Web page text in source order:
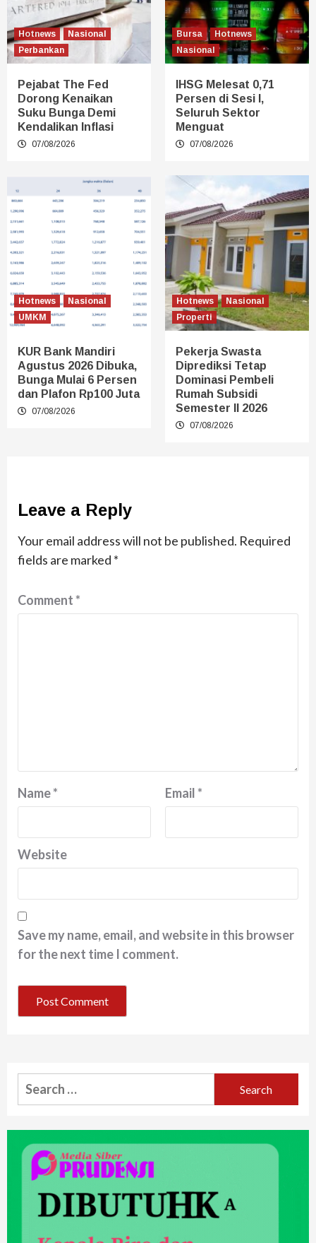
Hotnews
Nasional
Perbankan
Pejabat The Fed
Dorong Kenaikan
Suku Bunga Demi
Kendalikan Inflasi
07/08/2026
Bursa
Hotnews
Nasional
IHSG Melesat 0,71
Persen di Sesi I,
Seluruh Sektor
Menguat
07/08/2026
Hotnews
Nasional
UMKM
KUR Bank Mandiri
Agustus 2026 Dibuka,
Bunga Mulai 6 Persen
dan Plafon Rp100 Juta
07/08/2026
Hotnews
Nasional
Properti
Pekerja Swasta
Diprediksi Tetap
Dominasi Pembeli
Rumah Subsidi
Semester II 2026
07/08/2026
Leave a Reply
Your email address will not be published. Required
fields are marked *
Comment*
Name* Email*
Website
Save my name, email, and website in this browser
for the next time I comment.